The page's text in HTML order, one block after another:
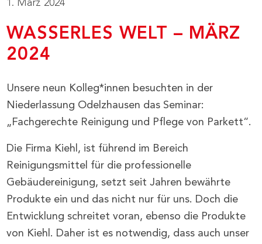
1. März 2024
WASSERLES WELT – MÄRZ
2024
Unsere neun Kolleg*innen besuchten in der
Niederlassung Odelzhausen das Seminar:
„Fachgerechte Reinigung und Pflege von Parkett“.
Die Firma Kiehl, ist führend im Bereich
Reinigungsmittel für die professionelle
Gebäudereinigung, setzt seit Jahren bewährte
Produkte ein und das nicht nur für uns. Doch die
Entwicklung schreitet voran, ebenso die Produkte
von Kiehl. Daher ist es notwendig, dass auch unser